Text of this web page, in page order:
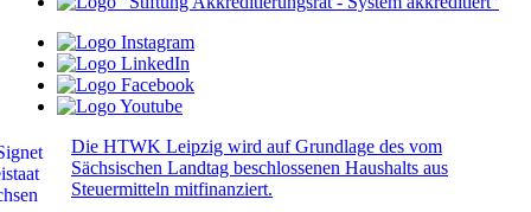
Die HTWK Leipzig wird auf Grundlage des vom
Sächsischen Landtag beschlossenen Haushalts aus
Steuermitteln mitfinanziert.